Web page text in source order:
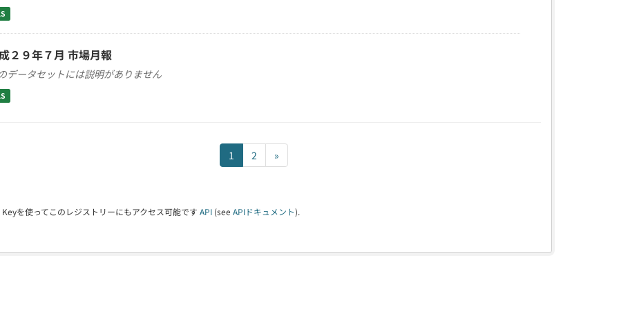
２９年７月 市場月報
データセットには説明がありません
1 2 »
Keyを使ってこのレジストリーにもアクセス可能です API (see APIドキュメント).